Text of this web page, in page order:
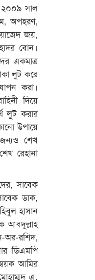
২০০৯ সাল
অপহরণ,
জয়,
বোন।
একমাত্র
লুট করে
করা।
দিয়ে
লুট করার
উপায়ে
শেখ
রেহানা
সাবেক
ডাক,
হাসান
আবদুল্লাহ
অর-রশিদ,
ডিএমপি
আমির
এ.